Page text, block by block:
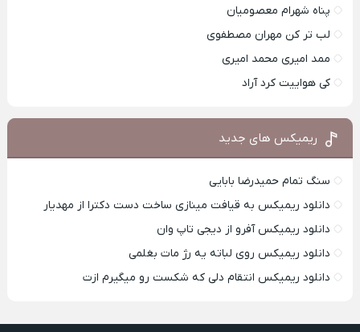
پناه شهرام معصومیان
لب تر کن مهران مصطفوی
ممد امیری محمد امیری
کی هواییت کرد آراد
ریمیکس های جدید
سنگ تمام حمیدرضا بابایی
دانلود ریمیکس به قیافت مینازی ساخت دست دکترا از مهدیار
دانلود ریمیکس آفرو از ديجی تاپ وان
دانلود ریمیکس روی لباته یه رژ مات بغلمی
دانلود ریمیکس انتقام دلی که شکست رو میگیرم ازت